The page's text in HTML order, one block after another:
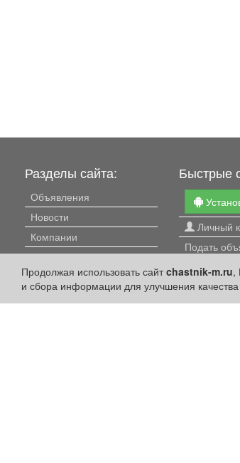
Продолжая использовать сайтchastnik-m.ru,
и сбора информации для улучшения качества
Разделы сайта:
Объявления
Новости
Компании
Афиша
Расписание занятий
Расписание автобусов
Быстрые
Личный
Подать
Подать
газету
Поздравить